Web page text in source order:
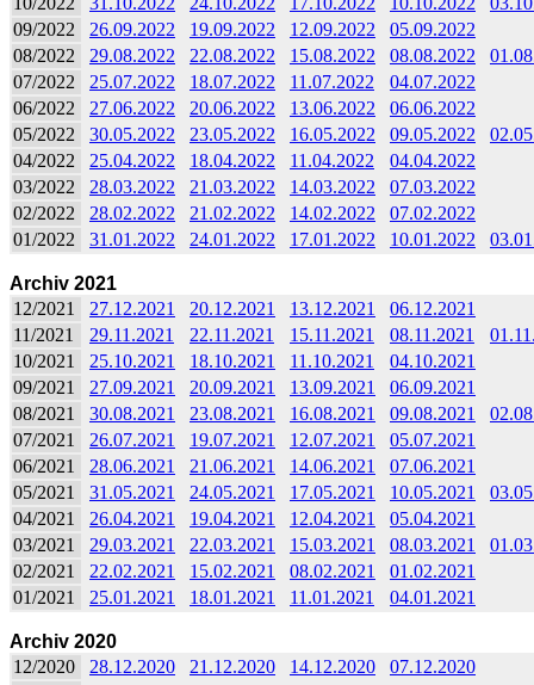
09/2022
26.09.2022 19.09.2022 12.09.2022
05.09.2022
08/2022
29.08.2022 22.08.2022 15.08.2022 08.08.2022
07/2022
25.07.2022 18.07.2022 11.07.2022
04.07.2022
06/2022
27.06.2022 20.06.2022 13.06.2022
06.06.2022
05/2022
30.05.2022 23.05.2022 16.05.2022 09.05.2022
04/2022
25.04.2022 18.04.2022 11.04.2022
04.04.2022
03/2022
28.03.2022 21.03.2022 14.03.2022
07.03.2022
02/2022
28.02.2022 21.02.2022 14.02.2022
07.02.2022
01/2022
31.01.2022 24.01.2022 17.01.2022 10.01.2022
Archiv 2021
12/2021
27.12.2021 20.12.2021 13.12.2021
06.12.2021
11/2021
29.11.2021 22.11.2021 15.11.2021 08.11.2021
10/2021
25.10.2021 18.10.2021 11.10.2021
04.10.2021
09/2021
27.09.2021 20.09.2021 13.09.2021
06.09.2021
08/2021
30.08.2021 23.08.2021 16.08.2021 09.08.2021
07/2021
26.07.2021 19.07.2021 12.07.2021
05.07.2021
06/2021
28.06.2021 21.06.2021 14.06.2021
07.06.2021
05/2021
31.05.2021 24.05.2021 17.05.2021 10.05.2021
04/2021
26.04.2021 19.04.2021 12.04.2021
05.04.2021
03/2021
29.03.2021 22.03.2021 15.03.2021 08.03.2021
02/2021
22.02.2021 15.02.2021 08.02.2021
01.02.2021
01/2021
25.01.2021 18.01.2021 11.01.2021 04.01.2021
Archiv 2020
12/2020
28.12.2020 21.12.2020 14.12.2020
07.12.2020